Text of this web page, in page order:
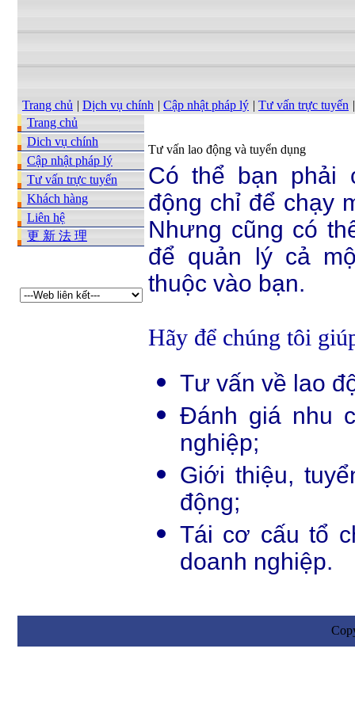
Trang chủ | Dịch vụ chính | Cập nhật pháp lý | Tư vấn trực tuyến |
Trang chủ
Dich vụ chính
Cập nhật pháp lý
Tư vấn trực tuyến
Khách hàng
Liên hệ
更 新 法 理
Tư vấn lao động và tuyển dụng
Có thể bạn phải
động chỉ để chạy
Nhưng cũng có
để quản lý cả
thuộc vào bạn.
Hãy để chúng tôi
Tư vấn về lao
Đánh giá nhu
nghiệp;
Giới thiệu,
động;
Tái cơ cấu tổ
doanh nghiệp.